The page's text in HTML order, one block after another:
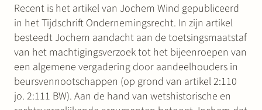
Recent is het artikel van Jochem Wind gepubliceerd
in het Tijdschrift Ondernemingsrecht. In zijn artikel
besteedt Jochem aandacht aan de toetsingsmaatstaf
van het machtigingsverzoek tot het bijeenroepen van
een algemene vergadering door aandeelhouders in
beursvennootschappen (op grond van artikel 2:110
jo. 2:111 BW). Aan de hand van wetshistorische en